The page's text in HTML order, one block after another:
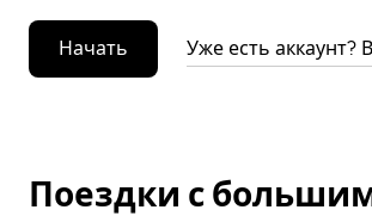
Начать Уже есть аккаунт?
Поездки с